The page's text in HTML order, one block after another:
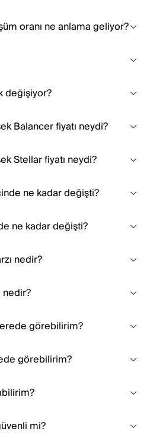
oranı ne anlama geliyor?
değişiyor?
Balancer fiyatı neydi?
Stellar fiyatı neydi?
ne kadar değişti?
ne kadar değişti?
nedir?
nedir?
görebilirim?
görebilirim?
mi?